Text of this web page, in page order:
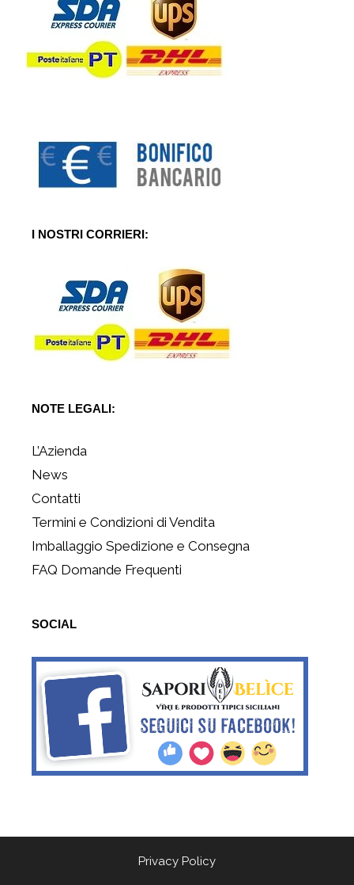
I NOSTRI CORRIERI:
NOTE LEGALI:
L’Azienda
News
Contatti
Termini e Condizioni di Vendita
Imballaggio Spedizione e Consegna
FAQ Domande Frequenti
SOCIAL
Privacy Policy